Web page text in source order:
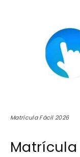
Matrícula Fácil 2026
Matrícula